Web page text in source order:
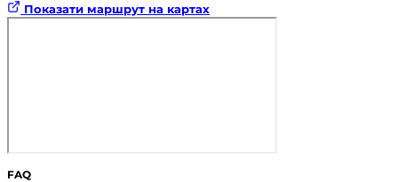
Показати маршрут на картах
FAQ